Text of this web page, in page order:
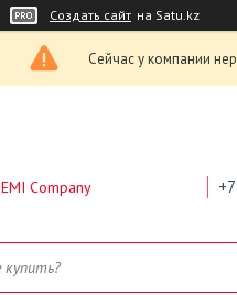
Создать сайт на Satu.kz
Сейчас у компании
EMI Company